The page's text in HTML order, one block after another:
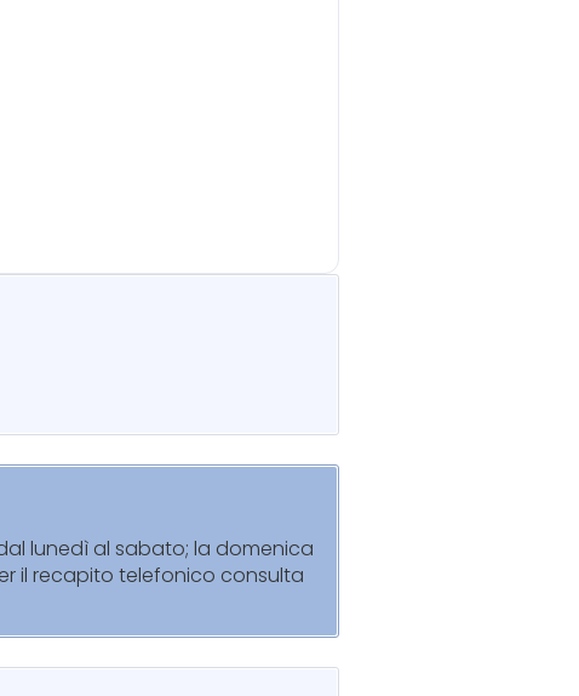
lunedì al sabato; la domenica
il recapito telefonico consulta